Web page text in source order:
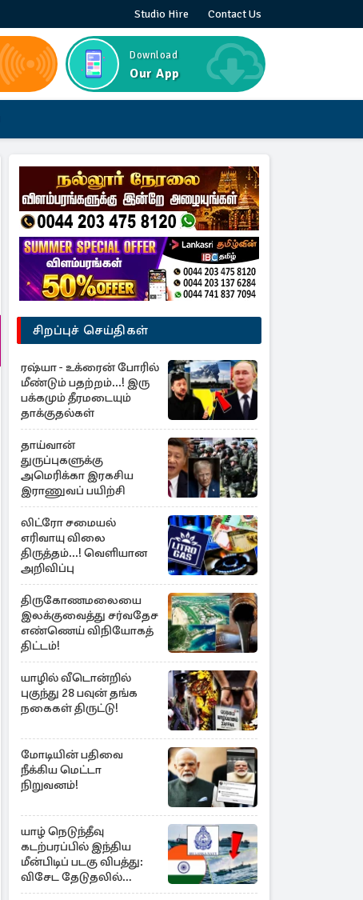
Studio Hire Contact Us
Download
Our App
சிறப்புச் செய்திகள்
ரஷ்யா - உக்ரைன் போரில்
மீண்டும் பதற்றம்...! இரு
பக்கமும் தீரமடையும்
தாக்குதல்கள்
தாய்வான்
துருப்புகளுக்கு
அமெரிக்கா இரகசிய
இராணுவப் பயிற்சி
லிட்ரோ சமையல்
எரிவாயு விலை
திருத்தம்...! வெளியான
அறிவிப்பு
திருகோணமலையை
இலக்குவைத்து சர்வதேச
எண்ணெய் விநியோகத்
திட்டம்!
யாழில் வீடொன்றில்
புகுந்து 28 பவுன் தங்க
நகைகள் திருட்டு!
மோடியின் பதிவை
நீக்கிய மெட்டா
நிறுவனம்!
யாழ் நெடுந்தீவு
கடற்பரப்பில் இந்திய
மீன்பிடிப் படகு விபத்து:
விசேட தேடுதலில்
இலங்கை கடற்படை